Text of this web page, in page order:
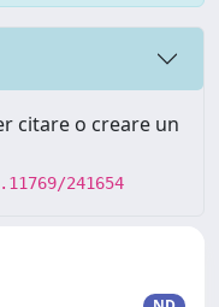
citare o creare un
241654